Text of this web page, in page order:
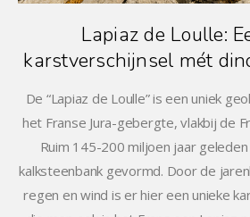
Lapiaz de Loulle:
karstverschijnsel mét
De “Lapiaz de Loulle” is een uniek
het Franse Jura-gebergte, vlakbij de
Ruim 145-200 miljoen jaar
kalksteenbank gevormd. Door de
regen en wind is er hier een unieke